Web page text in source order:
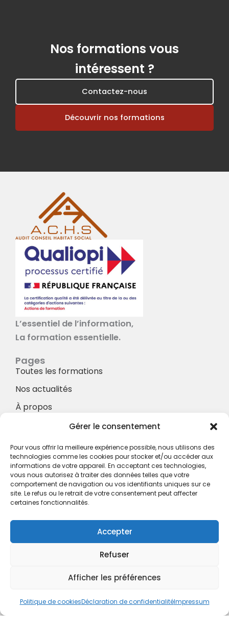
Gérer le consentement
Pour vous offrir la meilleure expérience possible, nous utilisons des
technologies comme les cookies pour stocker et/ou accéder aux
informations de votre appareil. En acceptant ces technologies,
vous nous autorisez à traiter des données telles que votre
comportement de navigation ou vos identifiants uniques sur ce
site. Le refus ou le retrait de votre consentement peut affecter
certaines fonctionnalités.
Accepter
Refuser
Afficher les préférences
Politique de cookiesDéclaration de confidentialitéImpressum
Nos formations vous
intéressent ?
Contactez-nous
Découvrir nos formations
L’essentiel de l’information,
La formation essentielle.
Pages
Toutes les formations
Nos actualités
À propos
À propos
Hotel à proximité
Politique de confidentialité
CGV
cboukris@habitat-social.com